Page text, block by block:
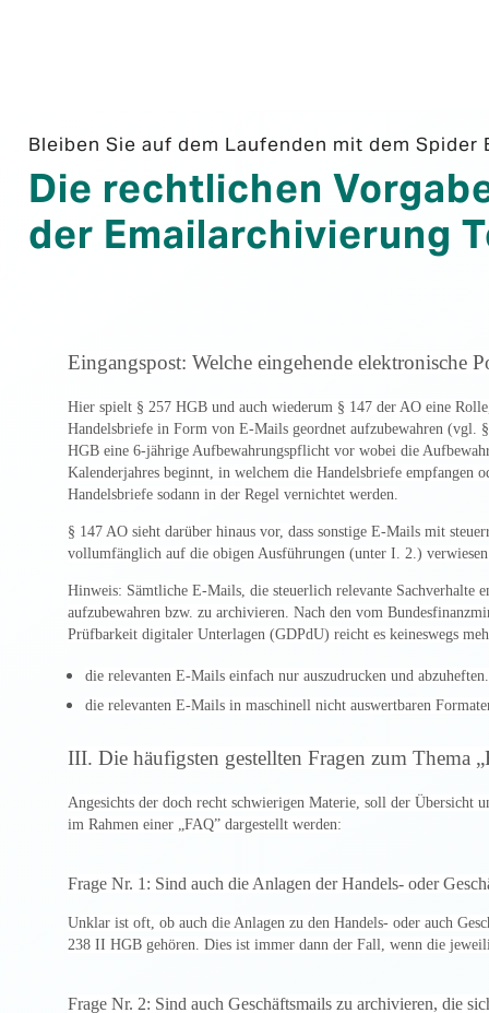
Bleiben Sie auf dem Laufenden mit dem Spider
Die rechtlichen
der Emailarchivierung
Eingangspost: Welche eingehende elektronische
Hier spielt § 257 HGB und auch wiederum § 147 der AO eine
Handelsbriefe in Form von E-Mails geordnet aufzubewahren (vgl.
HGB eine 6-jährige Aufbewahrungspflicht vor wobei die
Kalenderjahres beginnt, in welchem die Handelsbriefe empfangen
Handelsbriefe sodann in der Regel vernichtet werden.
§ 147 AO sieht darüber hinaus vor, dass sonstige E-Mails mit
vollumfänglich auf die obigen Ausführungen (unter I. 2.)
Hinweis: Sämtliche E-Mails, die steuerlich relevante Sachverhalte
aufzubewahren bzw. zu archivieren. Nach den vom
Prüfbarkeit digitaler Unterlagen (GDPdU) reicht es keineswegs
die relevanten E-Mails einfach nur auszudrucken und abzuheften.
die relevanten E-Mails in maschinell nicht auswertbaren
III. Die häufigsten gestellten Fragen zum Thema
Angesichts der doch recht schwierigen Materie, soll der Übersicht
im Rahmen einer „FAQ” dargestellt werden:
Frage Nr. 1: Sind auch die Anlagen der Handels- oder
Unklar ist oft, ob auch die Anlagen zu den Handels- oder auch
238 II HGB gehören. Dies ist immer dann der Fall, wenn die
Frage Nr. 2: Sind auch Geschäftsmails zu archivieren, die